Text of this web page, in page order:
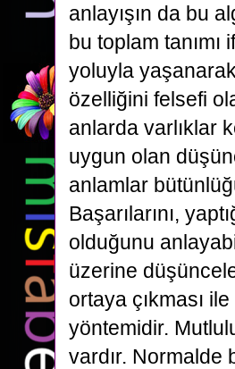
anlayışın da bu
bu toplam
yoluyla
özelliğini felsefi
anlarda varlıklar
uygun olan
anlamlar
Başarılarını,
olduğunu
üzerine
ortaya çıkması
yöntemidir.
vardır. Normalde